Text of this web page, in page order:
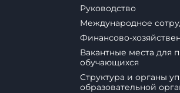
Руководство
Международное
Финансово-
Вакантные места для
обучающихся
Структура и органы
образовательной